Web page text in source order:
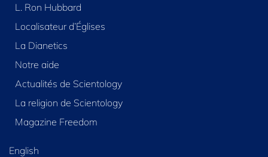
L. Ron Hubbard
Localisateur d’Églises
La Dianetics
Notre aide
Actualités de Scientology
La religion de Scientology
Magazine Freedom
English